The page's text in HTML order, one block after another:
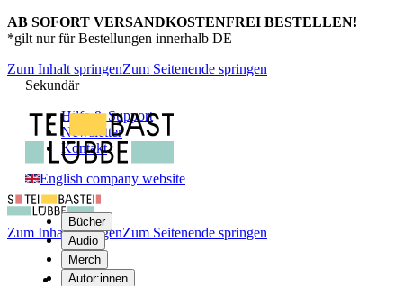
AB SOFORT VERSANDKOSTENFREI BESTELLEN!
*gilt nur für Bestellungen innerhalb DE
Zum Inhalt springenZum Seitenende springen
Sekundär
Hilfe & Support
Newsletter
Kontakt
English company website
Bücher
Audio
Merch
Autor:innen
Zum Inhalt springenZum Seitenende springen